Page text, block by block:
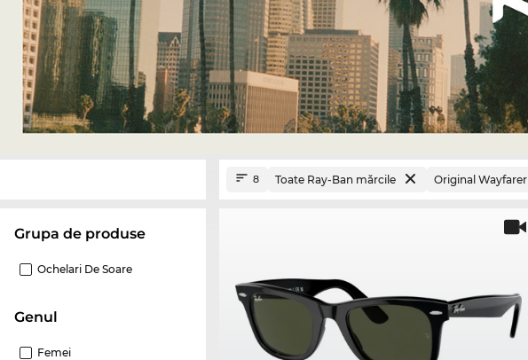
Grupa de produse
Ochelari De Soare
Genul
Femei
8 Toate Ray-Ban mărcile Original Wayfarer